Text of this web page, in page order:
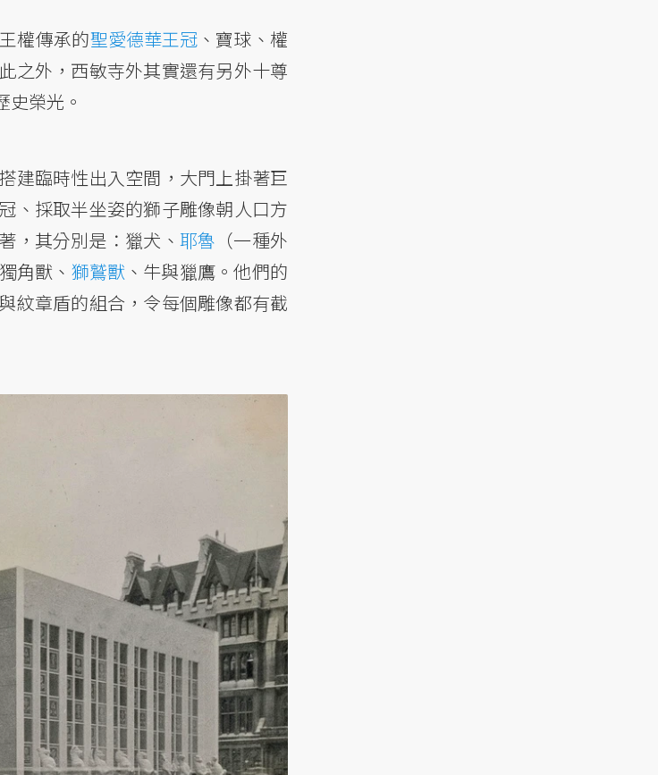
權傳承的聖愛德華王冠、寶球、權
之外，西敏寺外其實還有另外十尊
榮光。
建臨時性出入空間，大門上掛著巨
、採取半坐姿的獅子雕像朝人口方
，其分別是：獵犬、 耶魯 （一種外
角獸、 獅鷲獸 、牛與獵鷹。他們的
紋章盾的組合，令每個雕像都有截